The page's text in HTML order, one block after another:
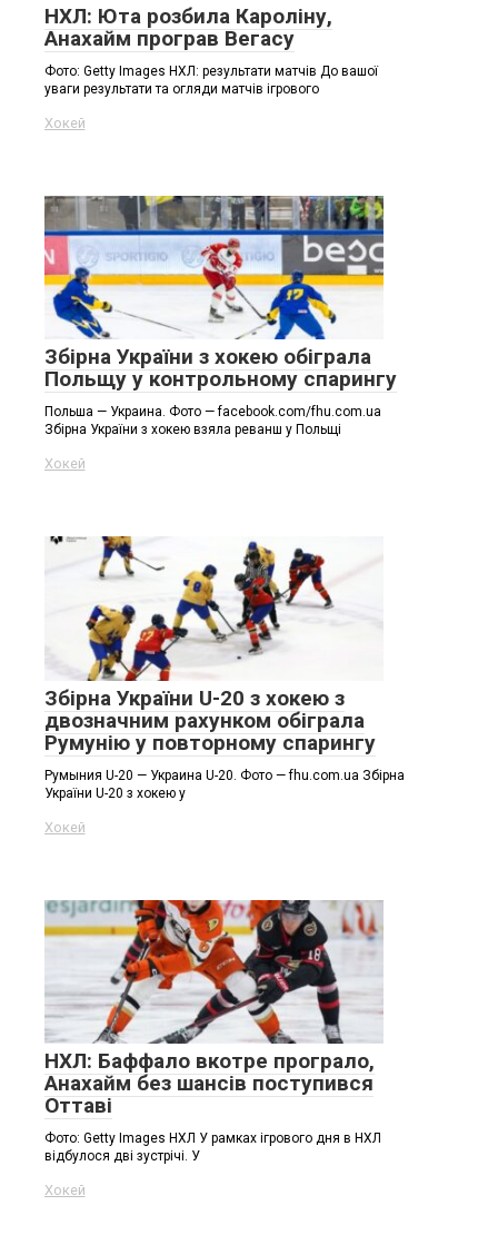
НХЛ: Юта розбила Кароліну,
Анахайм програв Вегасу
Фото: Getty Images НХЛ: результати матчів До вашої
уваги результати та огляди матчів ігрового
Хокей
Збірна України з хокею обіграла
Польщу у контрольному спарингу
Польша — Украина. Фото — facebook.com/fhu.com.ua
Збірна України з хокею взяла реванш у Польщі
Хокей
Збірна України U-20 з хокею з
двозначним рахунком обіграла
Румунію у повторному спарингу
Румыния U-20 — Украина U-20. Фото — fhu.com.ua Збірна
України U-20 з хокею у
Хокей
НХЛ: Баффало вкотре програло,
Анахайм без шансів поступився
Оттаві
Фото: Getty Images НХЛ У рамках ігрового дня в НХЛ
відбулося дві зустрічі. У
Хокей